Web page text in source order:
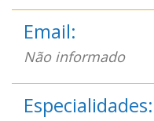
Email:
Não informado
Especialidades: